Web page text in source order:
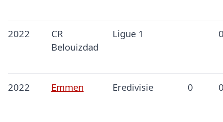
2022
CR
Belouizdad
Ligue 1
2022 Emmen Eredivisie 0